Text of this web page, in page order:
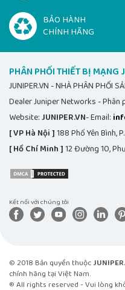
BẢO HÀNH
CHÍNH HÃNG
PHÂN PHỐI THIẾT BỊ MẠNG
JUNIPER.VN - NHÀ PHÂN PHỐI
Dealer Juniper Networks -
Website:JUNIPER.VN- Email:
[ VP Hà Nội ]188 Phố Yên Bình,
[ Hồ Chí Minh ]12 Đường 10,
Kết nối với chúng tôi
© 2018 Bản quyền thuộc
chính hãng tại Việt Nam.
® All rights reserved - Vui lòng